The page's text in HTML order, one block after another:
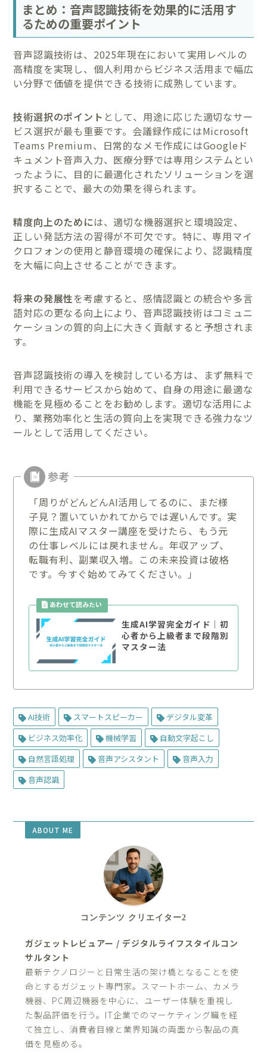
まとめ：音声認識技術を効果的に活用す
るための重要ポイント
音声認識技術は、2025年現在において実用レベルの
高精度を実現し、個人利用からビジネス活用まで幅広
い分野で価値を提供できる技術に成熟しています。
技術選択のポイント として、用途に応じた適切なサー
ビス選択が最も重要です。会議録作成にはMicrosoft
Teams Premium、日常的なメモ作成にはGoogleド
キュメント音声入力、医療分野では専用システムとい
ったように、目的に最適化されたソリューションを選
択することで、最大の効果を得られます。
精度向上のためには、適切な機器選択と環境設定、
正しい発話方法の習得が不可欠です。特に、専用マイ
クロフォンの使用と静音環境の確保により、認識精度
を大幅に向上させることができます。
将来の発展性を考慮すると、感情認識との統合や多言
語対応の更なる向上により、音声認識技術はコミュニ
ケーションの質的向上に大きく貢献すると予想されま
す。
音声認識技術の導入を検討している方は、まず無料で
利用できるサービスから始めて、自身の用途に最適な
機能を見極めることをお勧めします。適切な活用によ
り、業務効率化と生活の質向上を実現できる強力なツ
ールとして活用してください。
「周りがどんどんAI活用してるのに、まだ様
子見？置いていかれてからでは遅いんです。実
際に生成AIマスター講座を受けたら、もう元
の仕事レベルには戻れません。年収アップ、
転職有利、副業収入増。この未来投資は破格
です。今すぐ始めてみてください。」
生成AI学習完全ガイド｜初
心者から上級者まで段階別
マスター法
AI技術 スマートスピーカー
デジタル変革
ビジネス効率化
機械学習
自動文字起こし
自然言語処理
音声アシスタント
音声入力
音声認識
ABOUT ME
コンテンツ クリエイター2
ガジェットレビュアー / デジタルライフスタイルコン
サルタント
最新テクノロジーと日常生活の架け橋となることを使
命とするガジェット専門家。スマートホーム、カメラ
機器、PC周辺機器を中心に、ユーザー体験を重視し
た製品評価を行う。IT企業でのマーケティング職を経
て独立し、消費者目線と業界知識の両面から製品の真
価を見極める。